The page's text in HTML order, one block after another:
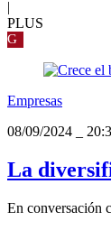
PLUS
G
Empresas
08/09/2024
La
En conversación